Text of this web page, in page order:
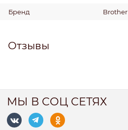
Бренд Brother
Отзывы
МЫ В СОЦ СЕТЯХ